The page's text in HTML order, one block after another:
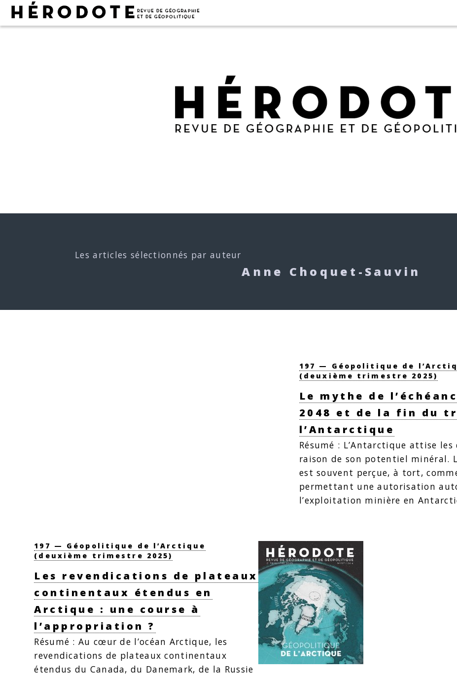
Les articles sélectionnés par auteur
Anne Choquet-Sauvin
197 — Géopolitique de
(deuxième trimestre 2025)
Le mythe de
2048 et de la fin du
l’Antarctique
Résumé : L’Antarctique attise les
raison de son potentiel minéral.
est souvent perçue, à tort,
permettant une autorisation
l’exploitation minière en
197 — Géopolitique de l’Arctique
(deuxième trimestre 2025)
Les revendications de plateaux
continentaux étendus en
Arctique : une course à
l’appropriation ?
Résumé : Au cœur de l’océan Arctique, les
revendications de plateaux continentaux
étendus du Canada, du Danemark, de la Russie